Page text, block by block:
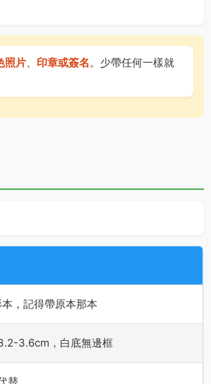
照片、 印章或簽名。少帶任何一樣就
，記得帶原本那本
3.6cm，白底無邊框